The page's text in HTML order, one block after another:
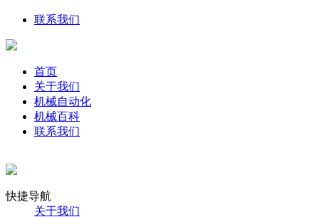
联系我们
首页
关于我们
机械自动化
机械百科
联系我们
快捷导航
关于我们